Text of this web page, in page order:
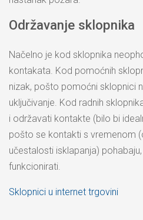
Održavanje sklopnika
Načelno je kod sklopnika
kontakata. Kod pomoćnih
nizak, pošto pomoćni sklopnici
uključivanje. Kod radnih
i održavati kontakte (bilo bi
pošto se kontakti s vremenom
učestalosti isklapanja)
funkcionirati.
Sklopnici u internet trgovini